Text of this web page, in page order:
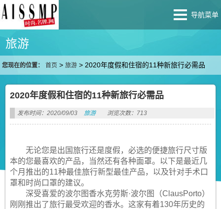
导航菜单
旅游
您现在的位置： 首页 >旅游 > 2020年度假和住宿的11种新旅行必需品
2020年度假和住宿的11种新旅行必需品
发布时间：2020/09/03 旅游 浏览次数：713
无论您是出国旅行还是度假，必选的便捷旅行尺寸版
本的您最喜欢的产品，当然还有各种面罩。以下是最近几
个月推出的11种最佳旅行新型最佳产品，以及针对手术口
罩和时尚口罩的建议。
深受喜爱的波尔图香水克劳斯·波尔图（ClausPorto）
刚刚推出了旅行最受欢迎的香水。这家有着130年历史的